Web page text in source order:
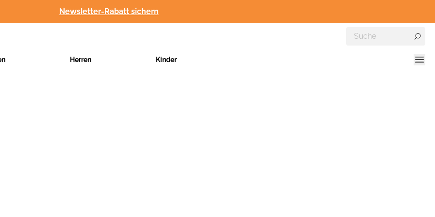
Newsletter-Rabatt sichern
Herren Kinder